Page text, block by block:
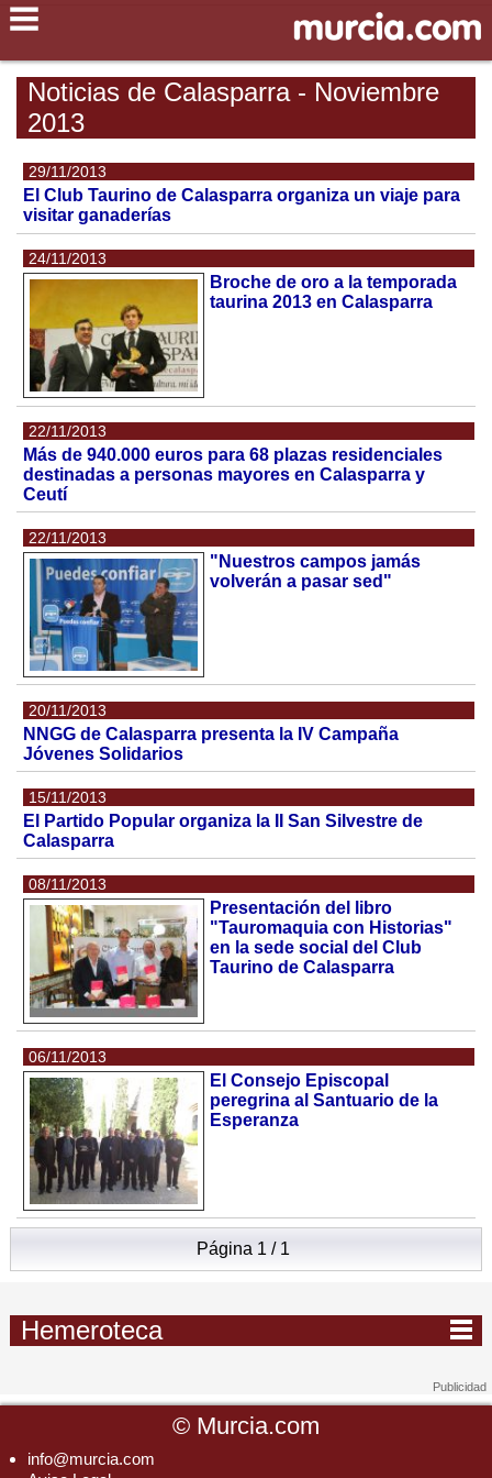
Noticias de Calasparra - Noviembre
2013
29/11/2013
El Club Taurino de Calasparra organiza un viaje para
visitar ganaderías
24/11/2013
Broche de oro a la temporada
taurina 2013 en Calasparra
22/11/2013
Más de 940.000 euros para 68 plazas residenciales
destinadas a personas mayores en Calasparra y
Ceutí
22/11/2013
"Nuestros campos jamás
volverán a pasar sed"
20/11/2013
NNGG de Calasparra presenta la IV Campaña
Jóvenes Solidarios
15/11/2013
El Partido Popular organiza la II San Silvestre de
Calasparra
08/11/2013
Presentación del libro
"Tauromaquia con Historias"
en la sede social del Club
Taurino de Calasparra
06/11/2013
El Consejo Episcopal
peregrina al Santuario de la
Esperanza
Página 1 / 1
Hemeroteca
© Murcia.com
info@murcia.com